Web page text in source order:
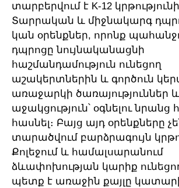
տարբերվում է K-12
Տարրական և միջնակարգ
կան օրենքներ, որոնք
դպրոցը նույնականացնի
հաշմանդամություն ունեցող
աշակերտներին և գործուն
առաջարկի ծառայություններ և
աջակցություն՝ օգնելու նրանց
հասնել։ Բայց այդ օրենքները
տարածվում բարձրագույն
Քոլեջում և համալսարանում
ձևափոխության կարիք
պետք է առաջին քայլը